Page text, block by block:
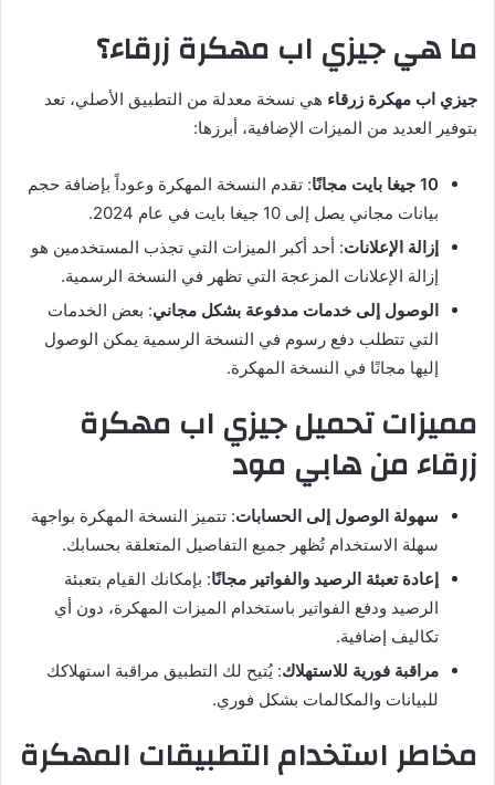
ما هي جيزي اب مهكرة زرقاء؟
جيزي اب مهكرة زرقاء هي نسخة معدلة من التطبيق الأصلي، تعد
بتوفير العديد من الميزات الإضافية، أبرزها:
10 جيغا بايت مجانًا
: تقدم النسخة المهكرة وعوداً بإضافة حجم
بيانات مجاني يصل إلى 10 جيغا بايت في عام 2024.
إزالة الإعلانات: أحد أكبر الميزات التي تجذب المستخدمين هو
إزالة الإعلانات المزعجة التي تظهر في النسخة الرسمية.
الوصول إلى خدمات مدفوعة بشكل مجاني: بعض الخدمات
التي تتطلب دفع رسوم في النسخة الرسمية يمكن الوصول
إليها مجانًا في النسخة المهكرة.
مميزات تحميل جيزي اب مهكرة
زرقاء من هابي مود
سهولة الوصول إلى الحسابات: تتميز النسخة المهكرة بواجهة
سهلة الاستخدام تُظهر جميع التفاصيل المتعلقة بحسابك.
إعادة تعبئة الرصيد والفواتير مجانًا: بإمكانك القيام بتعبئة
الرصيد ودفع الفواتير باستخدام الميزات المهكرة، دون أي
تكاليف إضافية.
مراقبة فورية للاستهلاك: يُتيح لك التطبيق مراقبة استهلاكك
للبيانات والمكالمات بشكل فوري.
مخاطر استخدام التطبيقات المهكرة